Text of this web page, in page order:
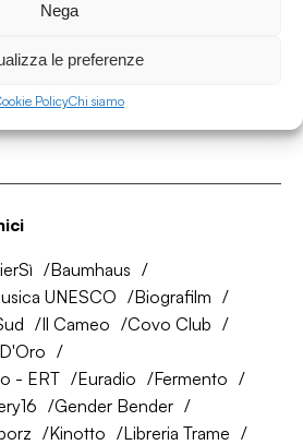
Nega
le preferenze
PolicyChi siamo
40137
Baumhaus
UNESCO
Biografilm
Il Cameo
Covo Club
- ERT
Euradio
Fermento
Gender Bender
Kinotto
Libreria Trame